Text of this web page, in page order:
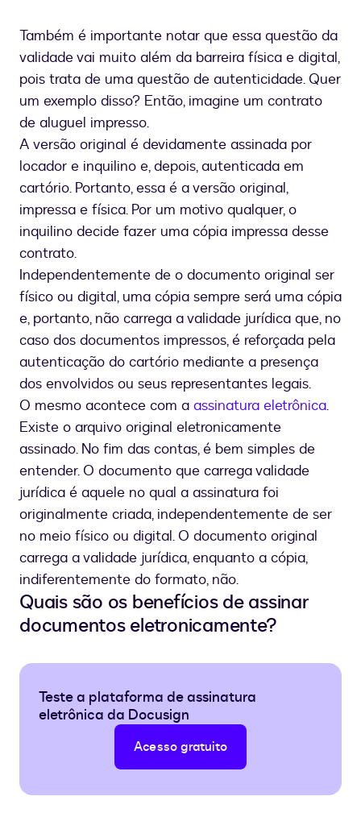
Também é importante notar que essa questão da
validade vai muito além da barreira física e digital,
pois trata de uma questão de autenticidade. Quer
um exemplo disso? Então, imagine um contrato
de aluguel impresso.
A versão original é devidamente assinada por
locador e inquilino e, depois, autenticada em
cartório. Portanto, essa é a versão original,
impressa e física. Por um motivo qualquer, o
inquilino decide fazer uma cópia impressa desse
contrato.
Independentemente de o documento original ser
físico ou digital, uma cópia sempre será uma cópia
e, portanto, não carrega a validade jurídica que, no
caso dos documentos impressos, é reforçada pela
autenticação do cartório mediante a presença
dos envolvidos ou seus representantes legais.
O mesmo acontece com a assinatura eletrônica.
Existe o arquivo original eletronicamente
assinado. No fim das contas, é bem simples de
entender. O documento que carrega validade
jurídica é aquele no qual a assinatura foi
originalmente criada, independentemente de ser
no meio físico ou digital. O documento original
carrega a validade jurídica, enquanto a cópia,
indiferentemente do formato, não.
Quais são os benefícios de assinar
documentos eletronicamente?
Teste a plataforma de assinatura
eletrônica da Docusign
Acesso gratuito